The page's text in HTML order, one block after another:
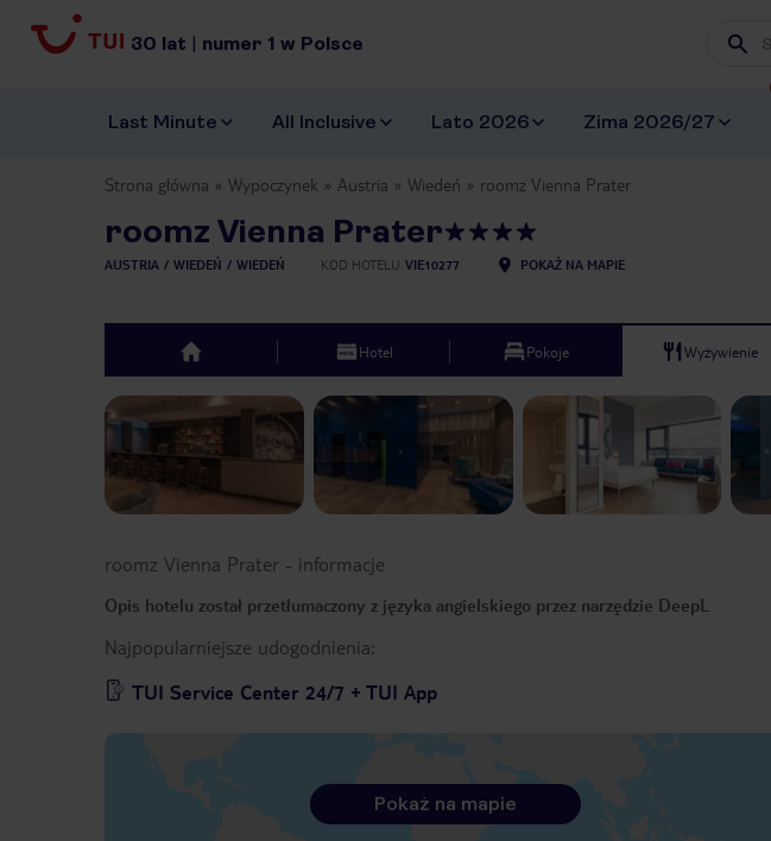
30 lat | numer 1 w Polsce
Last Minute All Inclusive Lato 2026 Zima 2026/27
Strona główna Wypoczynek Austria Wiedeń roomz Vienna Prater
roomz Vienna Prater
AUSTRIA WIEDEŃ WIEDEŃ KOD HOTELU VIE10277 POKAŻ NA MAPIE
top Hotel Pokoje Wyżywienie
Previous slide
roomz Vienna Prater - informacje
Opis hotelu został przetłumaczony z języka angielskiego przez narzędzie DeepL
Najpopularniejsze udogodnienia:
TUI Service Center 24/7 + TUI App
Pokaż na mapie